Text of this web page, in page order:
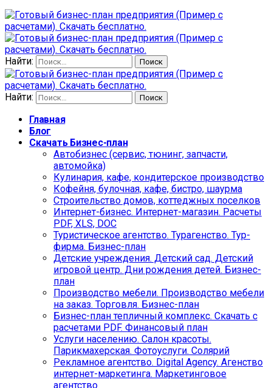
Найти:
Найти:
Главная
Блог
Скачать Бизнес-план
Автобизнес (сервис, тюнинг, запчасти,
автомойка)
Кулинария, кафе, кондитерское производство
Кофейня, булочная, кафе, бистро, шаурма
Строительство домов, коттеджных поселков
Интернет-бизнес. Интернет-магазин. Расчеты
PDF, XLS, DOC
Туристическое агентство. Турагенство. Тур-
фирма. Бизнес-план
Детские учреждения. Детский сад. Детский
игровой центр. Дни рождения детей. Бизнес-
план
Производство мебели. Производство мебели
на заказ. Торговля. Бизнес-план
Бизнес-план тепличный комплекс. Скачать с
расчетами PDF. Финансовый план
Услуги населению. Салон красоты.
Парикмахерская. Фотоуслуги. Солярий
Рекламное агентство. Digital Agency. Агенство
интернет-маркетинга. Маркетинговое
агентство